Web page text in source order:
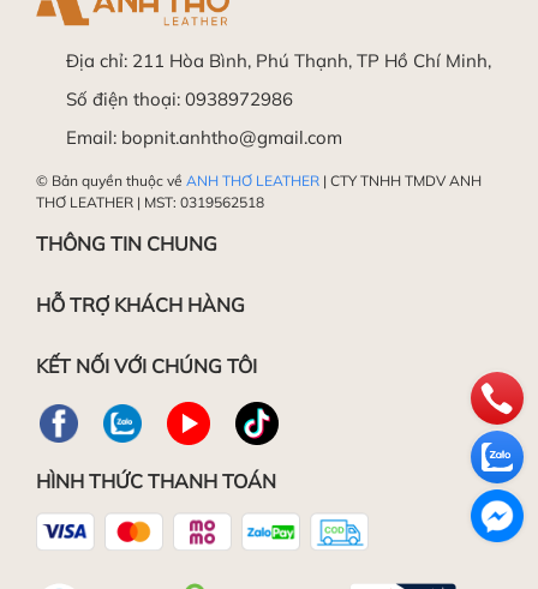
Địa chỉ: 211 Hòa Bình, Phú Thạnh, TP Hồ Chí Minh,
Số điện thoại: 0938972986
Email: bopnit.anhtho@gmail.com
© Bản quyền thuộc về ANH THƠ LEATHER | CTY TNHH TMDV ANH
THƠ LEATHER | MST: 0319562518
THÔNG TIN CHUNG
HỖ TRỢ KHÁCH HÀNG
KẾT NỐI VỚI CHÚNG TÔI
HÌNH THỨC THANH TOÁN